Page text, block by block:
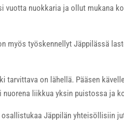
vuotta nuokkaria ja ollut mukana
myös työskennellyt Jäppilässä
tarvittava on lähellä. Pääsen
liikkua yksin puistossa ja
Jäppilän yhteisöllisiin